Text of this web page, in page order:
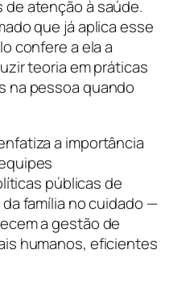
de atenção à saúde.
que já aplica esse
confere a ela a
teoria em práticas
na pessoa quando
a importância
públicas de
família no cuidado —
a gestão de
humanos, eficientes